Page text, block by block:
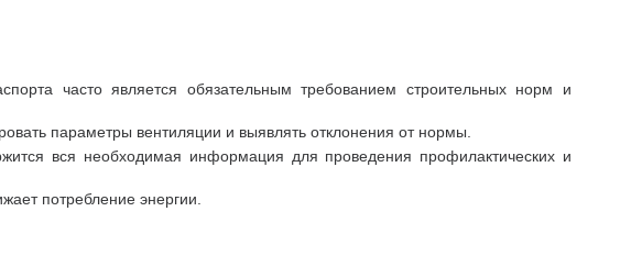
часто является обязательным требованием строительных норм и
параметры вентиляции и выявлять отклонения от нормы.
вся необходимая информация для проведения профилактических и
потребление энергии.